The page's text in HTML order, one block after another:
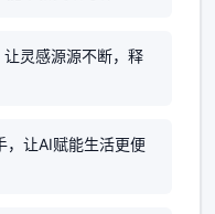
灵感源源不断，释
，让AI赋能生活更便